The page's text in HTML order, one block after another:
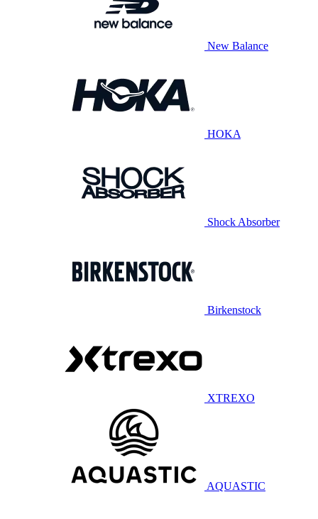
New Balance
HOKA
Shock Absorber
Birkenstock
XTREXO
AQUASTIC